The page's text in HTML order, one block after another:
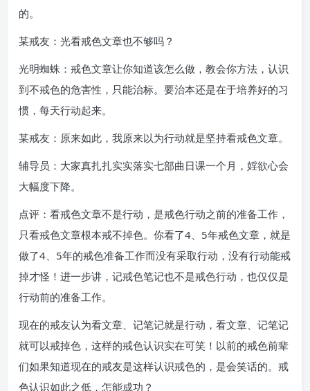
的。
某戒友：光看戒色文章也不够吗？
光明蜘蛛：戒色文章让你知道该怎么做，教会你方法，认识
到不戒色的危害性，只能治标。要治本还是在于培养好的习
惯，每天行动起来。
某戒友：原来如此，我原来以为行动就是坚持看戒色文章。
辅导员：大家真扎扎实实落实七部曲日课一个月，婬欲心会
大幅度下降。
点评：看戒色文章不是行动，是戒色行动之前的准备工作，
只看戒色文章根本戒不掉色。你看了4、5年戒色文章，就是
做了4、5年的戒色准备工作而没有采取行动，没有行动能戒
掉才怪！进一步讲，记戒色笔记也不是戒色行动，也仅仅是
行动前的准备工作。
现在的戒友认为看文章、记笔记就是行动，看文章、记笔记
就可以戒掉色，这样的戒色认识实在可笑！以前的戒色前辈
们如果知道现在的戒友是这样认识戒色的，是会笑话的。戒
色认识如此之低，怎能成功？